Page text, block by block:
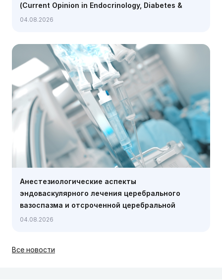
(Current Opinion in Endocrinology, Diabetes &
Obesity, июль 2026)
04.08.2026
Анестезиологические аспекты
эндоваскулярного лечения церебрального
вазоспазма и отсроченной церебральной
ишемии (Anesthesiology, июль 2026)
04.08.2026
Все новости